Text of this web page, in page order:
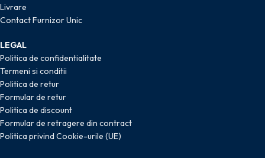
Livrare
Contact Furnizor Unic
LEGAL
Politica de confidentialitate
Termeni si conditii
Politica de retur
Formular de retur
Politica de discount
Formular de retragere din contract
Politica privind Cookie-urile (UE)